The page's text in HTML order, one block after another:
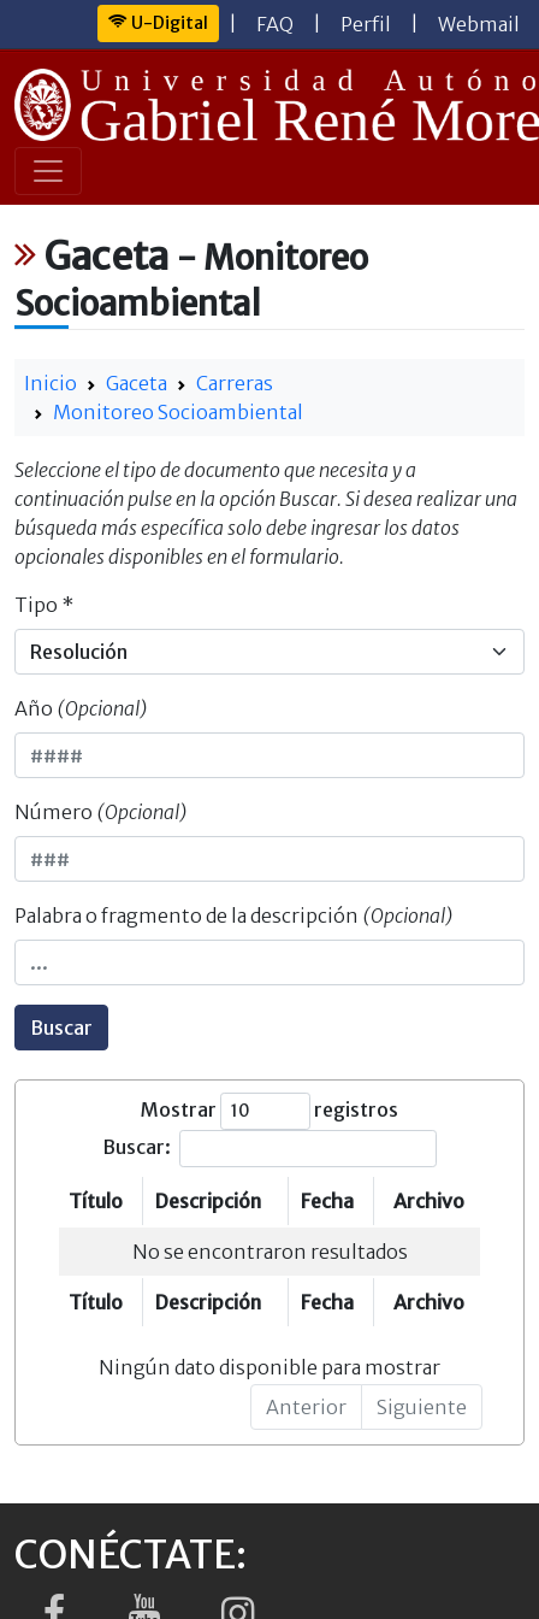
U-Digital FAQ Perfil Webmail
Gaceta - Monitoreo
Socioambiental
Inicio Gaceta
Carreras
Monitoreo Socioambiental
Seleccione el tipo de documento que necesita y a
continuación pulse en la opción Buscar. Si desea realizar una
búsqueda más específica solo debe ingresar los datos
opcionales disponibles en el formulario.
Tipo *
Año (Opcional)
Número (Opcional)
Palabra o fragmento de la descripción (Opcional)
Buscar
Mostrar
registros
Buscar:
Título Descripción Fecha Archivo
Título Descripción Fecha Archivo
No se encontraron resultados
Ningún dato disponible para mostrar
Anterior
Siguiente
CONÉCTATE: